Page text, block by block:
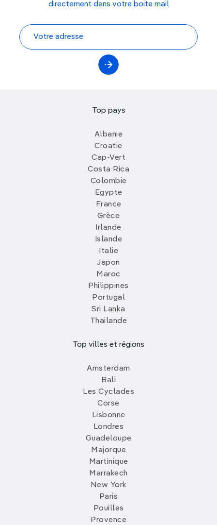
directement dans votre boite mail
Top pays
Albanie
Croatie
Cap-Vert
Costa Rica
Colombie
Egypte
France
Grèce
Irlande
Islande
Italie
Japon
Maroc
Philippines
Portugal
Sri Lanka
Thailande
Top villes et régions
Amsterdam
Bali
Les Cyclades
Corse
Lisbonne
Londres
Guadeloupe
Majorque
Martinique
Marrakech
New York
Paris
Pouilles
Provence